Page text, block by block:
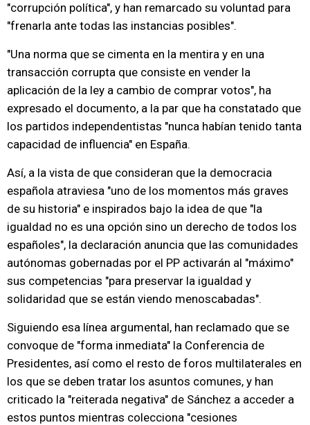
"corrupción política", y han remarcado su voluntad para
"frenarla ante todas las instancias posibles".
"Una norma que se cimenta en la mentira y en una
transacción corrupta que consiste en vender la
aplicación de la ley a cambio de comprar votos", ha
expresado el documento, a la par que ha constatado que
los partidos independentistas "nunca habían tenido tanta
capacidad de influencia" en España.
Así, a la vista de que consideran que la democracia
española atraviesa "uno de los momentos más graves
de su historia" e inspirados bajo la idea de que "la
igualdad no es una opción sino un derecho de todos los
españoles", la declaración anuncia que las comunidades
autónomas gobernadas por el PP activarán al "máximo"
sus competencias "para preservar la igualdad y
solidaridad que se están viendo menoscabadas".
Siguiendo esa línea argumental, han reclamado que se
convoque de "forma inmediata" la Conferencia de
Presidentes, así como el resto de foros multilaterales en
los que se deben tratar los asuntos comunes, y han
criticado la "reiterada negativa" de Sánchez a acceder a
estos puntos mientras colecciona "cesiones